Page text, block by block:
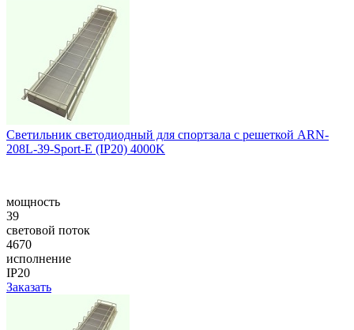
Светильник светодиодный для спортзала с решеткой ARN-
208L-39-Sport-E (IP20) 4000K
мощность
39
световой поток
4670
исполнение
IP20
Заказать